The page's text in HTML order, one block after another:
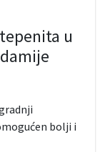
u
bolji i